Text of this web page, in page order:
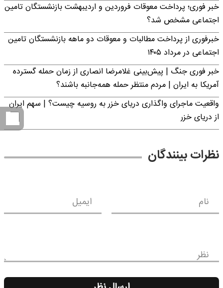
خبر فوری؛ پرداخت معوقات فروردین و اردیبهشت بازنشستگان تامین
اجتماعی مشخص شد؟
خبرفوری از پرداخت مطالبات و معوقات دو ماهه بازنشستگان تامین
اجتماعی در مرداد ۱۴۰۵
خبر فوری جنگ | پیش‌بینی غلامرضا انصاری از زمان حمله گسترده
آمریکا به ایران | مردم منتظر حمله همه‌جانبه باشند؟
واقعیت ماجرای واگذاری دریای خزر به روسیه چیست؟ | سهم ایران
از دریای خزر
نظرات بینندگان
نام ایمیل
نظر